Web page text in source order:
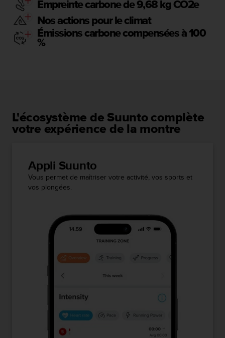
Empreinte carbone de 9,68 kg CO2e
Nos actions pour le climat
Émissions carbone compensées à 100
%
L'écosystème de Suunto complète
votre expérience de la montre
Appli Suunto
Vous permet de maîtriser votre activité, vos sports et
vos plongées.